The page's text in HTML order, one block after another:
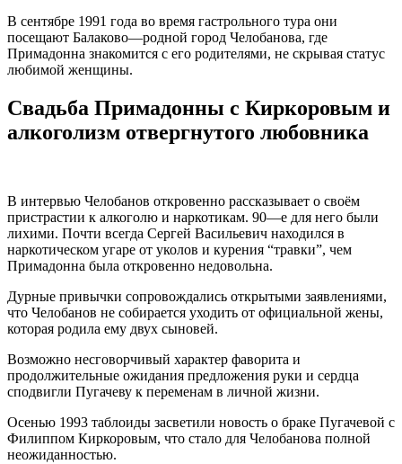
В сентябре 1991 года во время гастрольного тура они
посещают Балаково—родной город Челобанова, где
Примадонна знакомится с его родителями, не скрывая статус
любимой женщины.
Свадьба Примадонны с Киркоровым и
алкоголизм отвергнутого любовника
В интервью Челобанов откровенно рассказывает о своём
пристрастии к алкоголю и наркотикам. 90—е для него были
лихими. Почти всегда Сергей Васильевич находился в
наркотическом угаре от уколов и курения “травки”, чем
Примадонна была откровенно недовольна.
Дурные привычки сопровождались открытыми заявлениями,
что Челобанов не собирается уходить от официальной жены,
которая родила ему двух сыновей.
Возможно несговорчивый характер фаворита и
продолжительные ожидания предложения руки и сердца
сподвигли Пугачеву к переменам в личной жизни.
Осенью 1993 таблоиды засветили новость о браке Пугачевой с
Филиппом Киркоровым, что стало для Челобанова полной
неожиданностью.